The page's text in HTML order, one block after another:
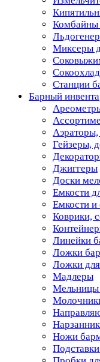
Комбайны
Миксеры
Станции
Барный
Аэраторы,
Гейзеры,
Джиггеры
Доски
Емкости
Емкости
Коврики,
Линейки
Ложки
Ложки
Мадлеры
Мельницы
Ножи